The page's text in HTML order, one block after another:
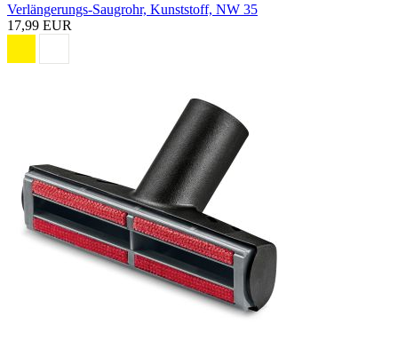
Verlängerungs-Saugrohr, Kunststoff, NW 35
17,99 EUR